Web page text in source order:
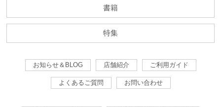
書籍
特集
お知らせ＆BLOG 店舗紹介 ご利用ガイド
よくあるご質問 お問い合わせ